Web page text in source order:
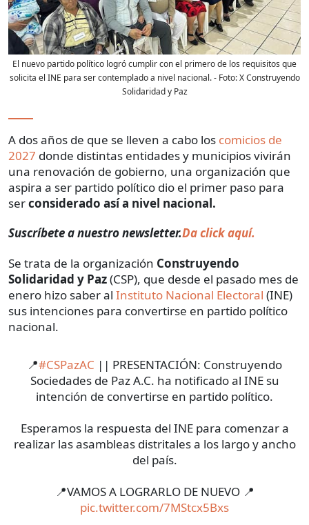
El nuevo partido político logró cumplir con el primero de los requisitos que
solicita el INE para ser contemplado a nivel nacional.- Foto:X Construyendo
Solidaridad y Paz
A dos años de que se lleven a cabo los comicios de
2027 donde distintas entidades y municipios vivirán
una renovación de gobierno, una organización que
aspira a ser partido político dio el primer paso para
serconsiderado así a nivel nacional.
Suscríbete a nuestro newsletter.Da click aquí.
Se trata de la organización Construyendo
Solidaridad y Paz(CSP), que desde el pasado mes de
enero hizo saber al Instituto Nacional Electoral (INE)
sus intenciones para convertirse en partido político
nacional.
📍#CSPazAC || PRESENTACIÓN: Construyendo
Sociedades de Paz A.C. ha notificado al INE su
intención de convertirse en partido político.
Esperamos la respuesta del INE para comenzar a
realizar las asambleas distritales a los largo y ancho
del país.
📍VAMOS A LOGRARLO DE NUEVO 📍
pic.twitter.com/7MStcx5Bxs